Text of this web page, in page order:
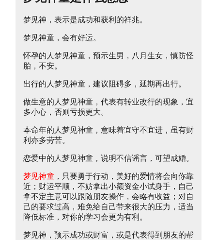
梦见神，表示是成功和获利的祥兆。
梦见神童，会有好运。
怀孕的人梦见神童，预示生男，八月生女，慎防怪
胎，不安。
出行的人梦见神童，建议阻碍多，延期再出行。
做生意的人梦见神童，代表有转业改行的现象，宜
多小心，否则亏损更大。
本命年的人梦见神童，意味着宜守不宜进，虽有财
利亦多劳苦。
恋爱中的人梦见神童，说明不信谣言，可望成婚。
梦见神童 ，只要勇于行动，美好的爱情将会向你靠
近；财运平顺，不妨拿出小额资金小试身手，自己
拿不定主意可以跟随朋友操作，会略有收益；对自
己的要求过高，难免给自己带来很大的压力，适当
降低标准，对你的学习会更为有利。
梦见神，预示成功或财富，或是代表得到朋友的帮